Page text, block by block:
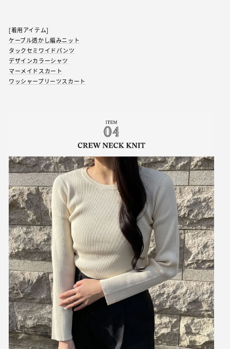
[着用アイテム]
ケーブル透かし編みニット
タックセミワイドパンツ
デザインカラーシャツ
マーメイドスカート
ワッシャープリーツスカート